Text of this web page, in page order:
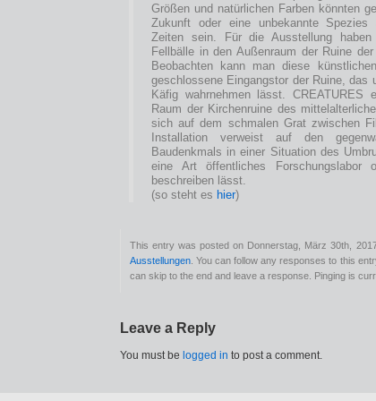
Größen und natürlichen Farben könnten
Zukunft oder eine unbekannte Spezies
Zeiten sein. Für die Ausstellung
Fellbälle in den Außenraum der Ruine
Beobachten kann man diese
geschlossene Eingangstor der Ruine, das
Käfig wahrnehmen lässt. CREATURES
Raum der Kirchenruine des
sich auf dem schmalen Grat zwischen
Installation verweist auf den
Baudenkmals in einer Situation des
eine Art öffentliches Forschungslabor
beschreiben lässt.
(so steht es hier)
This entry was posted on Donnerstag, März 30th,
Ausstellungen . You can follow any responses to this
can skip to the end and leave a response. Pinging is
Leave a Reply
You must be logged in to post a comment.